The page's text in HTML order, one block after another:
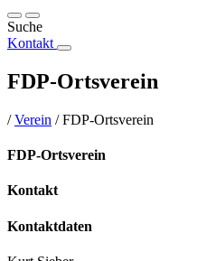
Suche
Kontakt
FDP-Ortsverein
/Verein /FDP-Ortsverein
FDP-Ortsverein
Kontakt
Kontaktdaten